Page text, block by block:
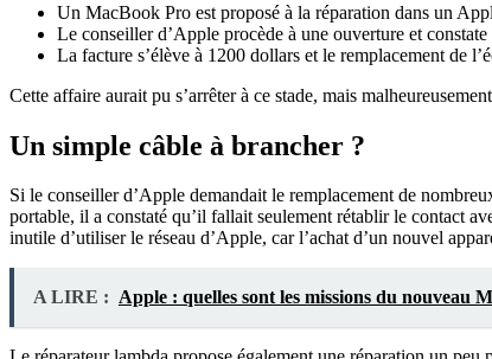
Un MacBook Pro est proposé à la réparation dans un
Le conseiller d’Apple procède à une ouverture et
La facture s’élève à 1200 dollars et le remplacement de
Cette affaire aurait pu s’arrêter à ce stade, mais
Un simple câble à brancher ?
Si le conseiller d’Apple demandait le remplacement de
portable, il a constaté qu’il fallait seulement rétablir le contact
inutile d’utiliser le réseau d’Apple, car l’achat d’un nouvel
A LIRE : Apple : quelles sont les missions du nouveau